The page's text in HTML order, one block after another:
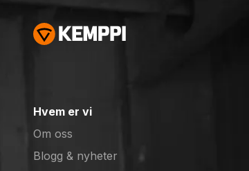
Hvem er vi
Om oss
Blogg & nyheter